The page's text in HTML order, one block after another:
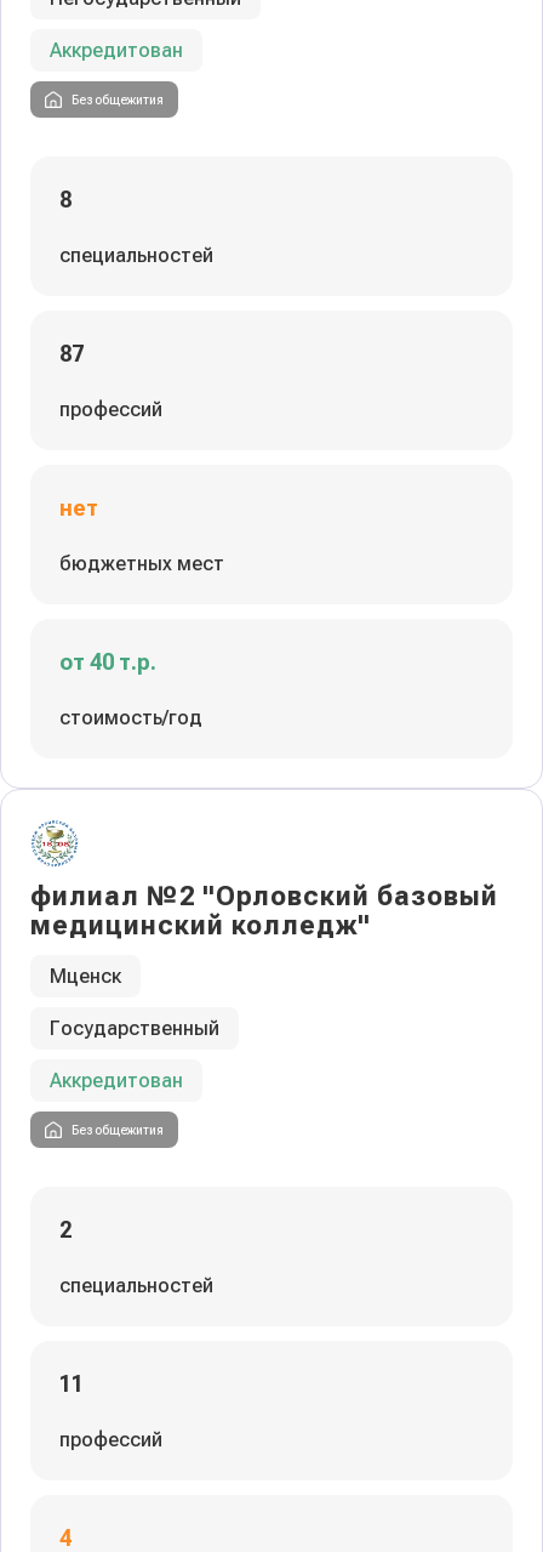
Аккредитован
Без общежития
8
специальностей
87
профессий
нет
бюджетных мест
от 40 т.р.
стоимость/год
филиал №2 "Орловский базовый
медицинский колледж"
Мценск
Государственный
Аккредитован
Без общежития
2
специальностей
11
профессий
4